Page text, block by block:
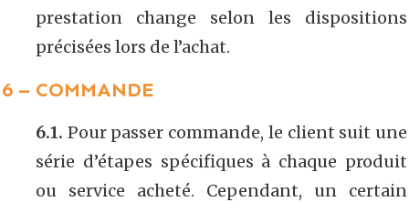
prestation change selon les dispositions
précisées lors de l’achat.
6 – COMMANDE
6.1. Pour passer commande, le client suit une
série d’étapes spécifiques à chaque produit
ou service acheté. Cependant, un certain